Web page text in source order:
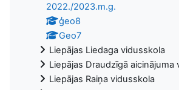
2022./2023.m.g.
ģeo8
Geo7
Liepājas Liedaga vidusskola
Liepājas Draudzīgā aicinājuma
Liepājas Raiņa vidusskola